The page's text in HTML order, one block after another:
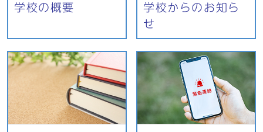
学校の概要
学校からのお知ら
せ